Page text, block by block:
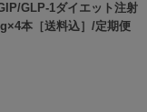
GLP-1ダイエット注射
本［送料込］/定期便